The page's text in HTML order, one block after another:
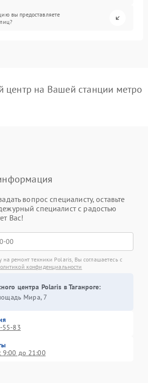
вы предоставляете
центр на Вашей станции метро
вопрос специалисту, оставьте
специалист с радостью
Вас!
на ремонт техники Polaris, Вы соглашаетесь с
конфиденциальности
центра Polaris в Таганроге:
Мира, 7
55-83
9:00 до 21:00